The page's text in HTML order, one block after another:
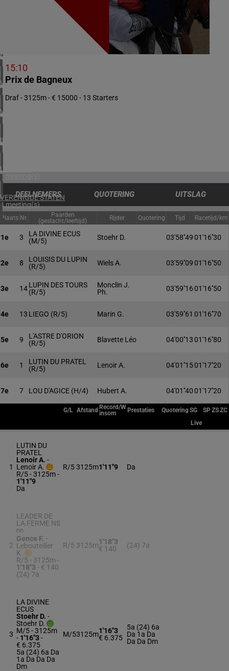
ZUID-AFRIKA
2 meeting(s)
VERENIGDE ARABISCHE EMIRATEN
1 meeting(s)
VERENIGD KONINKRIJK
5 meeting(s)
IERLAND
1 meeting(s)
URUGUAY
1 meeting(s)
VERENIGDE STATEN
4 meeting(s)
15:10
Prix de Bagneux
Draf - 3125m - € 15000 - 13 Starters
DEELNEMERS QUOTERING UITSLAG
Plaats Nr.
Paarden
(geslacht/leeftijd)
Rijder Quotering Tijd Racetijd/km
1e 3
LA DIVINE ECUS
(M/5)
Stoehr D. 03'58''4901'16''30
2e 8
LOUISIS DU LUPIN
(R/5)
Wiels A. 03'59''0901'16''50
3e 14LUPIN DES TOURS
(R/5)
Monclin J.
Ph.
03'59''1601'16''50
4e 13 LIEGO (R/5) Marin G. 03'59''61 01'16''70
5e 9
L'ASTRE D'ORION
(R/5)
Blavette Léo 04'00''1301'16''80
6e 1
LUTIN DU PRATEL
(R/5)
Lenoir A. 04'01''1501'17''20
7e 7 LOU D'AGICE (H/4) Hubert A. 04'01''4001'17''20
G/L Afstand Record/W
insom
Prestaties QuoteringSG SPZSZC
Live
1
LUTIN DU
PRATEL
Lenoir A. -
Lenoir A.
R/5 - 3125m-
1'11"9
Da
R/53125m1'11"9 Da
2
LEADER DE
LA FERME NS
Gence F. -
Lebouteiller
K.
R/5 - 3125m -
1'18"3 - € 140
(24) 7a
R/5 3125m1'18"3
€ 140
(24) 7a
3
LA DIVINE
ECUS
Stoehr D. -
Stoehr D.
M/5 - 3125m
- 1'16"3-
€ 6.375
5a (24) 6a Da
1a Da Da Da
Dm
M/53125m1'16"3
€ 6.375
5a (24) 6a
Da 1a Da
Da Da Dm